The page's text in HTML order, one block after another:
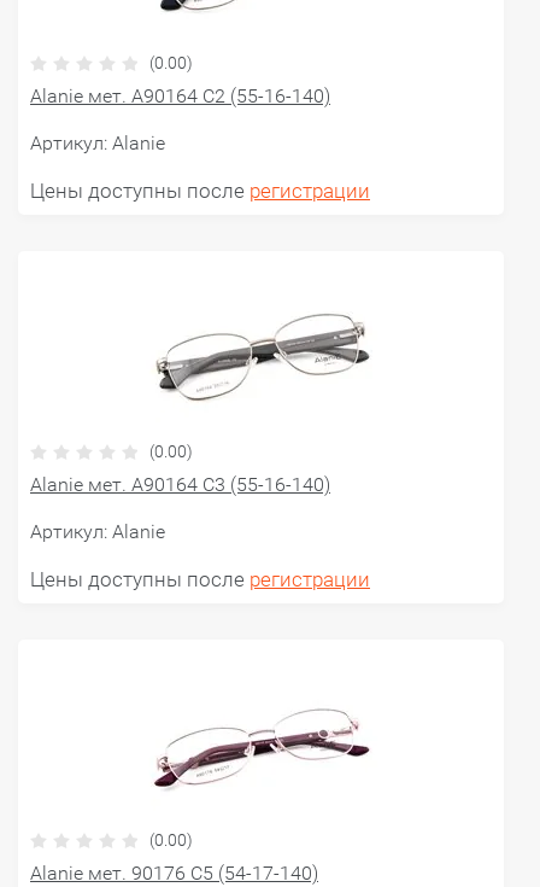
(0.00)
Alanie мет. A90164 C2 (55-16-140)
Артикул: Alanie
Цены доступны после регистрации
(0.00)
Alanie мет. A90164 C3 (55-16-140)
Артикул: Alanie
Цены доступны после регистрации
(0.00)
Alanie мет. 90176 C5 (54-17-140)